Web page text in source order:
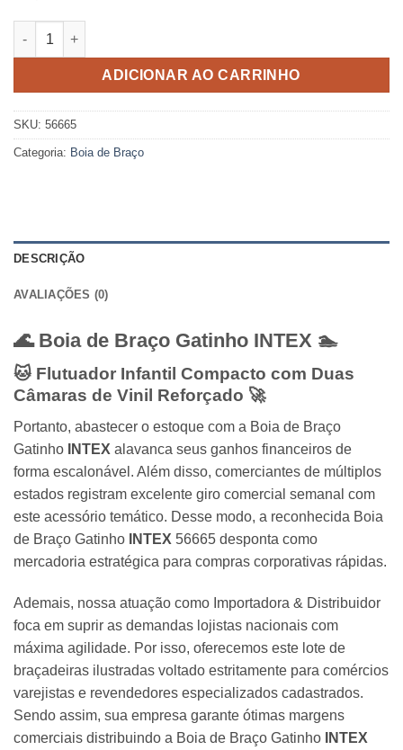
Boia de Braço Gatinho Feliz Intex quantidade
ADICIONAR AO CARRINHO
SKU: 56665
Categoria: Boia de Braço
DESCRIÇÃO
AVALIAÇÕES (0)
🌊 Boia de Braço Gatinho INTEX 🏊
🐱 Flutuador Infantil Compacto com Duas
Câmaras de Vinil Reforçado 🚀
Portanto, abastecer o estoque com a Boia de Braço
Gatinho
INTEX alavanca seus ganhos financeiros de
forma escalonável. Além disso, comerciantes de múltiplos
estados registram excelente giro comercial semanal com
este acessório temático. Desse modo, a reconhecida Boia
de Braço Gatinho
INTEX 56665 desponta como
mercadoria estratégica para compras corporativas rápidas.
Ademais, nossa atuação como Importadora & Distribuidor
foca em suprir as demandas lojistas nacionais com
máxima agilidade. Por isso, oferecemos este lote de
braçadeiras ilustradas voltado estritamente para comércios
varejistas e revendedores especializados cadastrados.
Sendo assim, sua empresa garante ótimas margens
comerciais distribuindo a Boia de Braço Gatinho
INTEX